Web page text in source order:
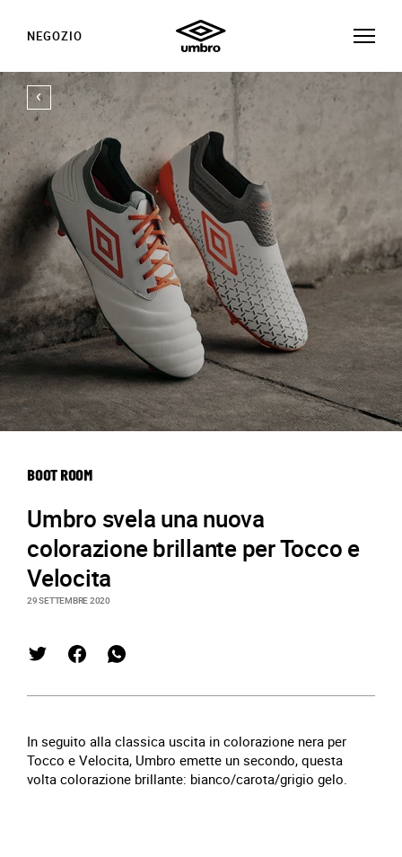
NEGOZIO
BOOT ROOM
Umbro svela una nuova
colorazione brillante per Tocco e
Velocita
29 SETTEMBRE 2020
In seguito alla classica uscita in colorazione nera per
Tocco e Velocita, Umbro emette un secondo, questa
volta colorazione brillante: bianco/carota/grigio gelo.